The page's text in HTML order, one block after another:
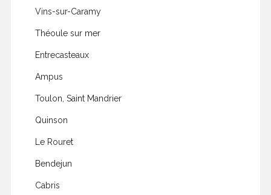
Vins-sur-Caramy
Théoule sur mer
Entrecasteaux
Ampus
Toulon, Saint Mandrier
Quinson
Le Rouret
Bendejun
Cabris